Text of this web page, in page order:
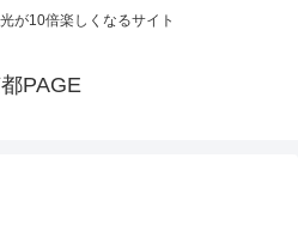
が10倍楽しくなるサイト
PAGE